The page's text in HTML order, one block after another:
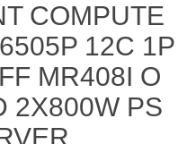
COMPUTE
12C 1P
MR408I O
2X800W PS